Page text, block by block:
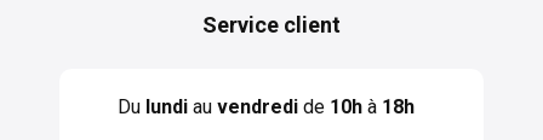
Service client
Du lundiau vendredide 10hà 18h